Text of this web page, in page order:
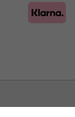
Du
Angebote von
besser zu
Uns